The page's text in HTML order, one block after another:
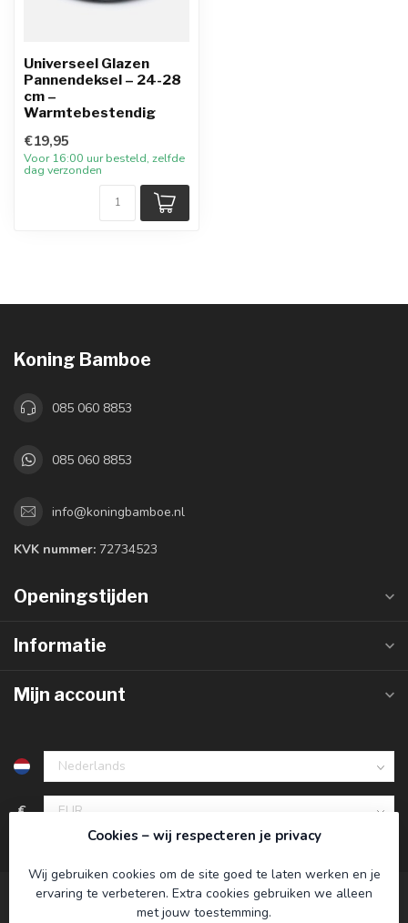
Universeel Glazen
Pannendeksel – 24-28
cm –
Warmtebestendig
€19,95
Voor 16:00 uur besteld, zelfde
dag verzonden
Koning Bamboe
085 060 8853
085 060 8853
info@koningbamboe.nl
KVK nummer: 72734523
Openingstijden
Informatie
Mijn account
€
Cookies – wij respecteren je privacy
Wij gebruiken cookies om de site goed te laten werken en je
ervaring te verbeteren. Extra cookies gebruiken we alleen
met jouw toestemming.